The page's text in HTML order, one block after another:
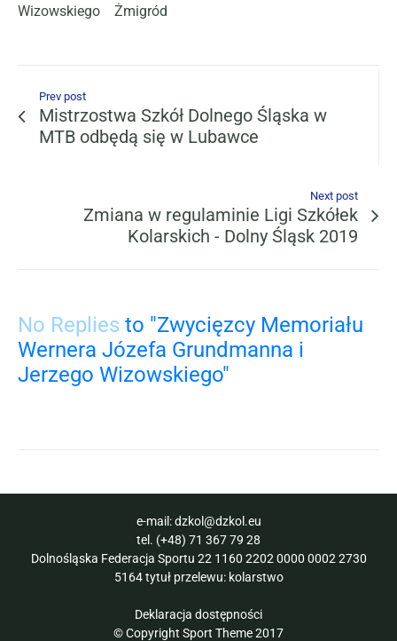
Wizowskiego
Żmigród
Prev post
Mistrzostwa Szkół Dolnego Śląska w
MTB odbędą się w Lubawce
Next post
Zmiana w regulaminie Ligi Szkółek
Kolarskich - Dolny Śląsk 2019
No Replies to "Zwycięzcy Memoriału
Wernera Józefa Grundmanna i
Jerzego Wizowskiego"
e-mail:dzkol@dzkol.eu
tel. (+48) 71 367 79 28
Dolnośląska Federacja Sportu 22 1160 2202 0000 0002 2730
5164 tytuł przelewu: kolarstwo
Deklaracja dostępności
© Copyright Sport Theme 2017